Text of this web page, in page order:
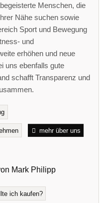
Menschen, die
Nähe suchen sowie
Sport und Bewegung
und
erhöhen und neue
uns ebenfalls gute
schafft Transparenz und
mehr über uns
Mark Philipp
ich kaufen?